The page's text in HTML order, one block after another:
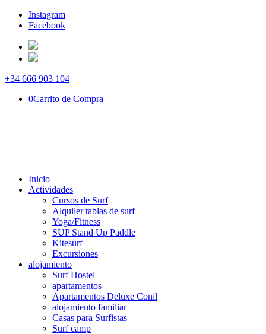
Instagram
Facebook
+34 666 903 104
0Carrito de Compra
Inicio
Actividades
Cursos de Surf
Alquiler tablas de surf
Yoga/Fitness
SUP Stand Up Paddle
Kitesurf
Excursiones
alojamiento
Surf Hostel
apartamentos
Apartamentos Deluxe Conil
alojamiento familiar
Casas para Surfistas
Surf camp